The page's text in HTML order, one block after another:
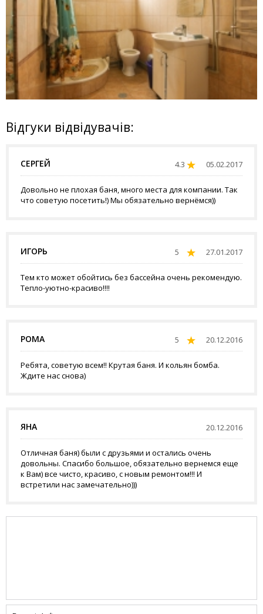
Відгуки відвідувачів:
СЕРГЕЙ 4.3 05.02.2017
Довольно не плохая баня, много места для компании. Так
что советую посетить!) Мы обязательно вернёмся))
ИГОРЬ 5 27.01.2017
Тем кто может обойтись без бассейна очень рекомендую.
Тепло-уютно-красиво!!!!
РОМА 5 20.12.2016
Ребята, советую всем!! Крутая баня. И кольян бомба.
Ждите нас снова)
ЯНА 20.12.2016
Отличная баня) были с друзьями и остались очень
довольны. Спасибо большое, обязательно вернемся еще
к Вам) все чисто, красиво, с новым ремонтом!!! И
встретили нас замечательно)))